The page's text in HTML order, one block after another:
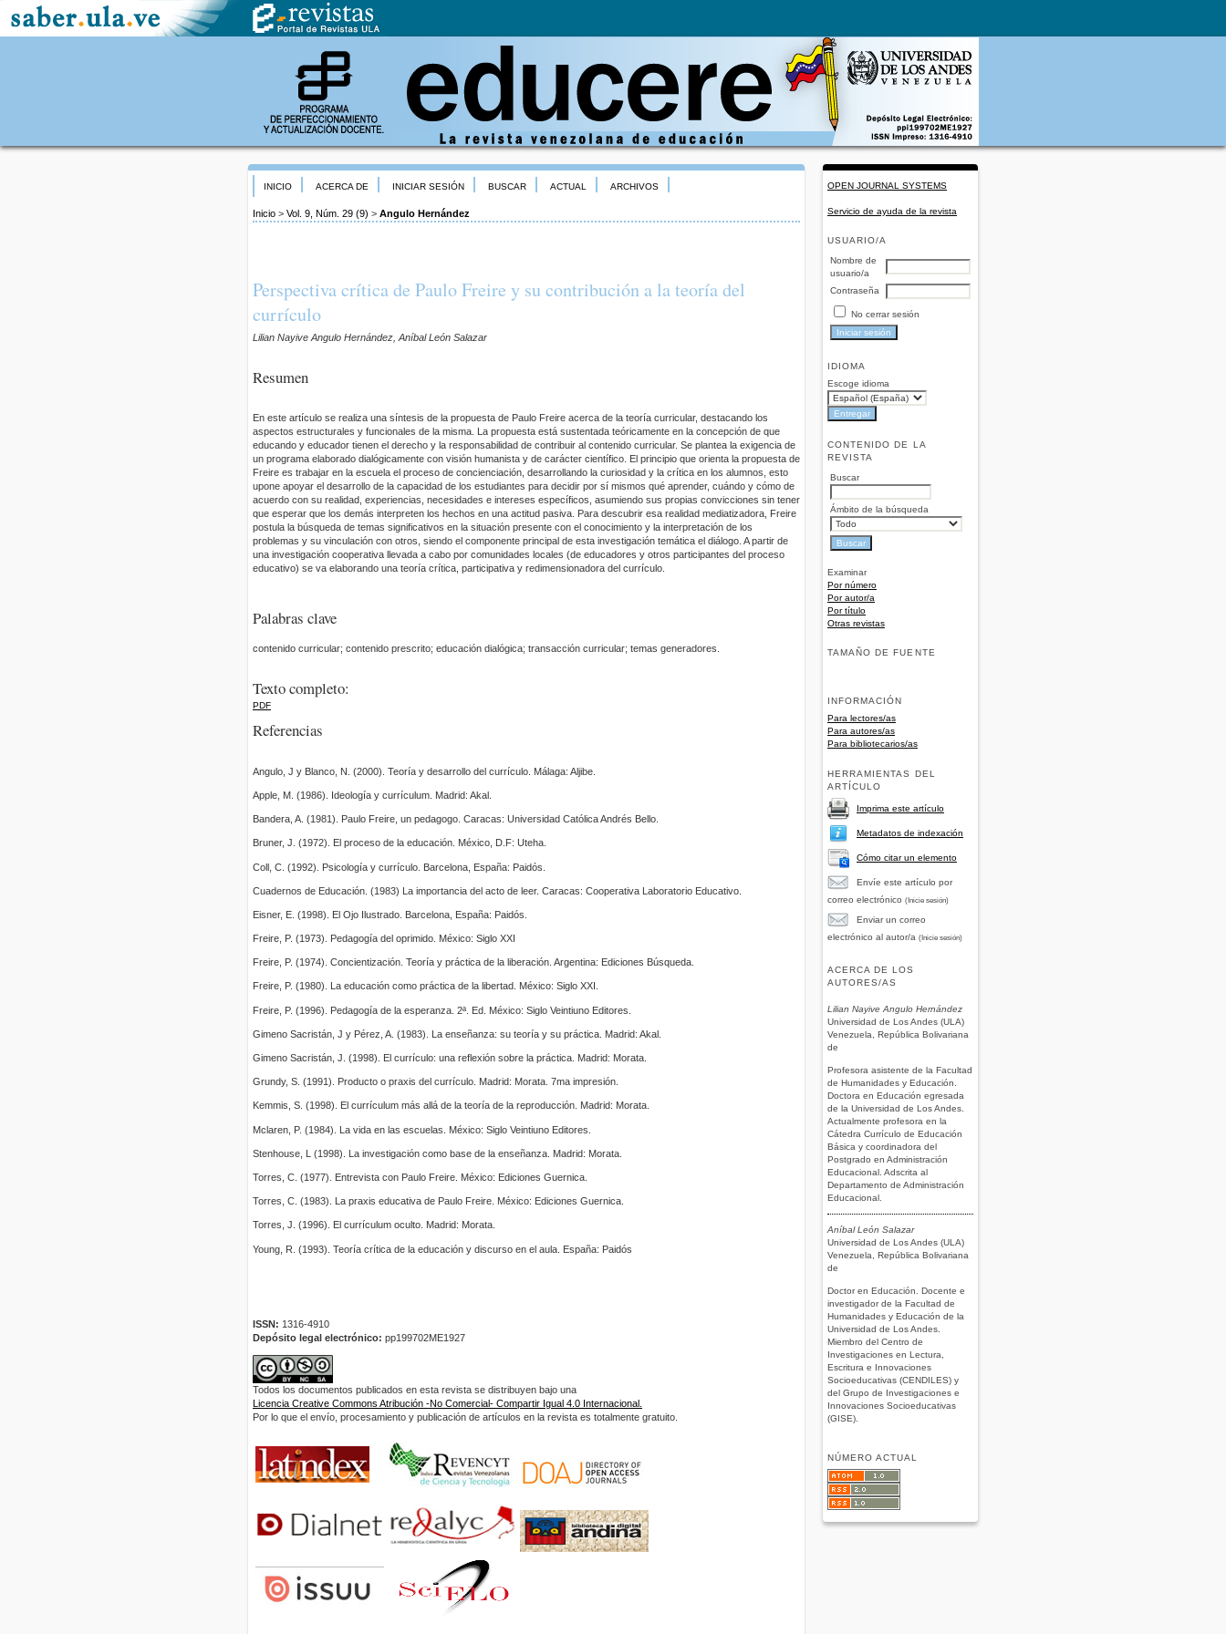
OPEN JOURNAL SYSTEMS
Servicio de ayuda de la revista
USUARIO/A
Nombre de
usuario/a
Contraseña
No cerrar sesión
IDIOMA
Escoge idioma
CONTENIDO DE LA
REVISTA
Buscar
Ámbito de la búsqueda
Examinar
Por número
Por autor/a
Por título
Otras revistas
TAMAÑO DE FUENTE
INFORMACIÓN
Para lectores/as
Para autores/as
Para bibliotecarios/as
HERRAMIENTAS DEL
ARTÍCULO
Imprima este artículo
Metadatos de indexación
Cómo citar un elemento
Envíe este artículo por
correo electrónico (Inicie sesión)
Enviar un correo
electrónico al autor/a (Inicie sesión)
ACERCA DE LOS
AUTORES/AS
Lilian Nayive Angulo Hernández
Universidad de Los Andes (ULA)
Venezuela, República Bolivariana
de
Profesora asistente de la Facultad
de Humanidades y Educación.
Doctora en Educación egresada
de la Universidad de Los Andes.
Actualmente profesora en la
Cátedra Currículo de Educación
Básica y coordinadora del
Postgrado en Administración
Educacional. Adscrita al
Departamento de Administración
Educacional.
Aníbal León Salazar
Universidad de Los Andes (ULA)
Venezuela, República Bolivariana
de
Doctor en Educación. Docente e
investigador de la Facultad de
Humanidades y Educación de la
Universidad de Los Andes.
Miembro del Centro de
Investigaciones en Lectura,
Escritura e Innovaciones
Socioeducativas (CENDILES) y
del Grupo de Investigaciones e
Innovaciones Socioeducativas
(GISE).
NÚMERO ACTUAL
INICIO ACERCA DE INICIAR SESIÓN BUSCAR ACTUAL ARCHIVOS
Inicio > Vol. 9, Núm. 29 (9) > Angulo Hernández
Perspectiva crítica de Paulo Freire y su contribución a la teoría del
currículo
Lilian Nayive Angulo Hernández, Aníbal León Salazar
Resumen
En este artículo se realiza una síntesis de la propuesta de Paulo Freire acerca de la teoría curricular, destacando los
aspectos estructurales y funcionales de la misma. La propuesta está sustentada teóricamente en la concepción de que
educando y educador tienen el derecho y la responsabilidad de contribuir al contenido curricular. Se plantea la exigencia de
un programa elaborado dialógicamente con visión humanista y de carácter científico. El principio que orienta la propuesta de
Freire es trabajar en la escuela el proceso de concienciación, desarrollando la curiosidad y la crítica en los alumnos, esto
upone apoyar el desarrollo de la capacidad de los estudiantes para decidir por sí mismos qué aprender, cuándo y cómo de
acuerdo con su realidad, experiencias, necesidades e intereses específicos, asumiendo sus propias convicciones sin tener
que esperar que los demás interpreten los hechos en una actitud pasiva. Para descubrir esa realidad mediatizadora, Freire
postula la búsqueda de temas significativos en la situación presente con el conocimiento y la interpretación de los
problemas y su vinculación con otros, siendo el componente principal de esta investigación temática el diálogo. A partir de
una investigación cooperativa llevada a cabo por comunidades locales (de educadores y otros participantes del proceso
educativo) se va elaborando una teoría crítica, participativa y redimensionadora del currículo.
Palabras clave
contenido curricular; contenido prescrito; educación dialógica; transacción curricular; temas generadores.
Texto completo:
PDF
Referencias
Angulo, J y Blanco, N. (2000). Teoría y desarrollo del currículo. Málaga: Aljibe.
Apple, M. (1986). Ideología y currículum. Madrid: Akal.
Bandera, A. (1981). Paulo Freire, un pedagogo. Caracas: Universidad Católica Andrés Bello.
Bruner, J. (1972). El proceso de la educación. México, D.F: Uteha.
Coll, C. (1992). Psicología y currículo. Barcelona, España: Paidós.
Cuadernos de Educación. (1983) La importancia del acto de leer. Caracas: Cooperativa Laboratorio Educativo.
Eisner, E. (1998). El Ojo Ilustrado. Barcelona, España: Paidós.
Freire, P. (1973). Pedagogía del oprimido. México: Siglo XXI
Freire, P. (1974). Concientización. Teoría y práctica de la liberación. Argentina: Ediciones Búsqueda.
Freire, P. (1980). La educación como práctica de la libertad. México: Siglo XXI.
Freire, P. (1996). Pedagogía de la esperanza. 2ª. Ed. México: Siglo Veintiuno Editores.
Gimeno Sacristán, J y Pérez, A. (1983). La enseñanza: su teoría y su práctica. Madrid: Akal.
Gimeno Sacristán, J. (1998). El currículo: una reflexión sobre la práctica. Madrid: Morata.
Grundy, S. (1991). Producto o praxis del currículo. Madrid: Morata. 7ma impresión.
Kemmis, S. (1998). El currículum más allá de la teoría de la reproducción. Madrid: Morata.
Mclaren, P. (1984). La vida en las escuelas. México: Siglo Veintiuno Editores.
Stenhouse, L (1998). La investigación como base de la enseñanza. Madrid: Morata.
Torres, C. (1977). Entrevista con Paulo Freire. México: Ediciones Guernica.
Torres, C. (1983). La praxis educativa de Paulo Freire. México: Ediciones Guernica.
Torres, J. (1996). El currículum oculto. Madrid: Morata.
Young, R. (1993). Teoría crítica de la educación y discurso en el aula. España: Paidós
ISSN: 1316-4910
Depósito legal electrónico: pp199702ME1927
Todos los documentos publicados en esta revista se distribuyen bajo una
Licencia Creative Commons Atribución -No Comercial- Compartir Igual 4.0 Internacional.
Por lo que el envío, procesamiento y publicación de artículos en la revista es totalmente gratuito.